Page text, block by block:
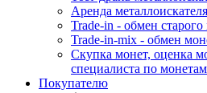
Аренда металлоискателя
Trade-in - обмен
Trade-in-mix - обмен
Скупка монет, оценка
специалиста по монетам
Покупателю